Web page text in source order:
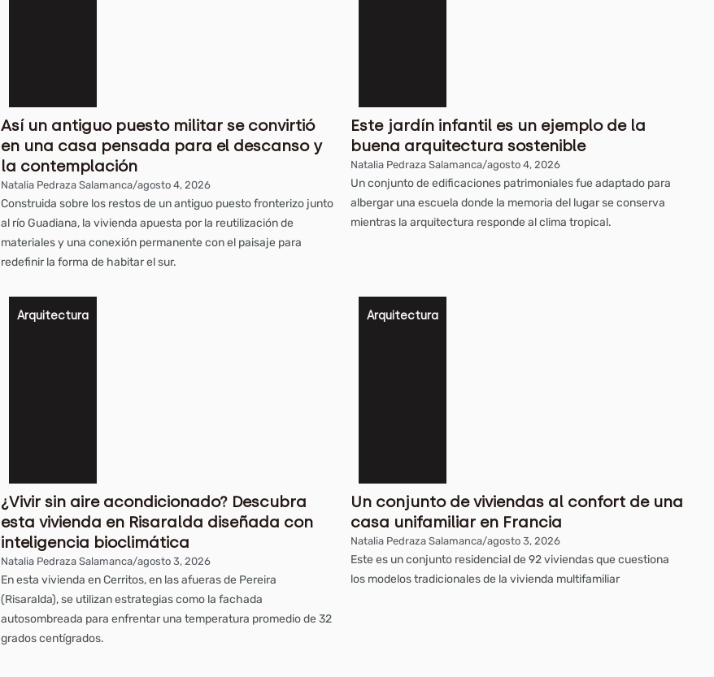
Arquitectura
¿Lo ha visitado? El
resort en el Choco,
una experiencia
sostenible inmersa en
el mar y la selva
Natalia Pedraza Salamanca
Así un antiguo puesto militar se convirtió
en una casa pensada para el descanso y
la contemplación
Natalia Pedraza Salamanca/agosto 4, 2026
Construida sobre los restos de un antiguo puesto fronterizo junto
al río Guadiana, la vivienda apuesta por la reutilización de
materiales y una conexión permanente con el paisaje para
redefinir la forma de habitar el sur.
Este jardín infantil es un ejemplo de la
buena arquitectura sostenible
Natalia Pedraza Salamanca/agosto 4, 2026
Un conjunto de edificaciones patrimoniales fue adaptado para
albergar una escuela donde la memoria del lugar se conserva
mientras la arquitectura responde al clima tropical.
Arquitectura
¿Vivir sin aire acondicionado? Descubra
esta vivienda en Risaralda diseñada con
inteligencia bioclimática
Natalia Pedraza Salamanca/agosto 3, 2026
En esta vivienda en Cerritos, en las afueras de Pereira
(Risaralda), se utilizan estrategias como la fachada
autosombreada para enfrentar una temperatura promedio de 32
grados centígrados.
Arquitectura
Un conjunto de viviendas al confort de una
casa unifamiliar en Francia
Natalia Pedraza Salamanca/agosto 3, 2026
Este es un conjunto residencial de 92 viviendas que cuestiona
los modelos tradicionales de la vivienda multifamiliar